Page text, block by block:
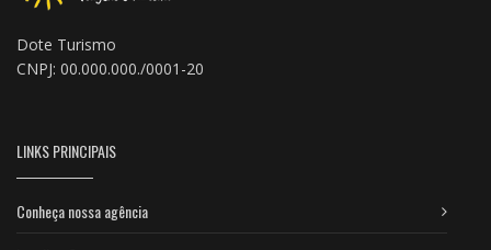
Dote Turismo
CNPJ: 00.000.000./0001-20
LINKS PRINCIPAIS
Conheça nossa agência